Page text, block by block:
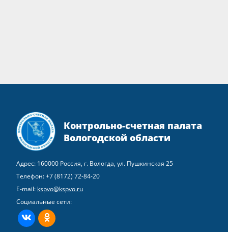
Контрольно-счетная палата
Вологодской области
Адрес: 160000 Россия, г. Вологда, ул. Пушкинская 25
Телефон:+7 (8172) 72-84-20
E-mail: kspvo@kspvo.ru
Социальные сети:
ВКонтактеОдноклассники